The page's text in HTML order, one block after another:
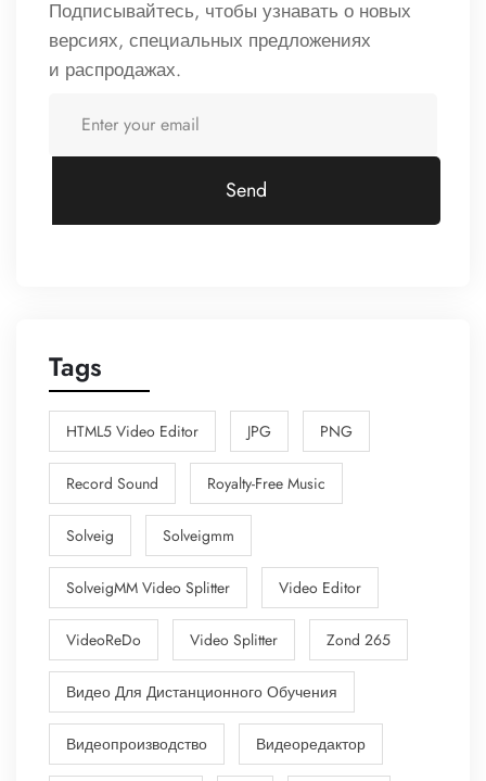
Подписывайтесь, чтобы узнавать о новых
версиях, специальных предложениях
и распродажах.
Send
Tags
HTML5 Video Editor JPG PNG
Record Sound Royalty-Free Music
Solveig Solveigmm
SolveigMM Video Splitter Video Editor
VideoReDo Video Splitter Zond 265
Видео Для Дистанционного Обучения
Видеопроизводство Видеоредактор